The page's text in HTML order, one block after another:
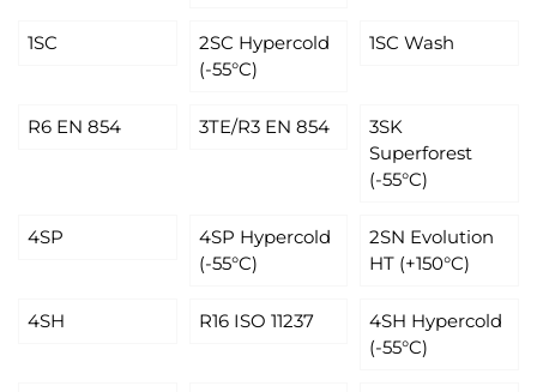
1SC
2SC Hypercold
(-55°C)
1SC Wash
R6 EN 854 3TE/R3 EN 854
3SK
Superforest
(-55°C)
4SP
4SP Hypercold
(-55°C)
2SN Evolution
HT (+150°C)
4SH R16 ISO 11237
4SH Hypercold
(-55°C)